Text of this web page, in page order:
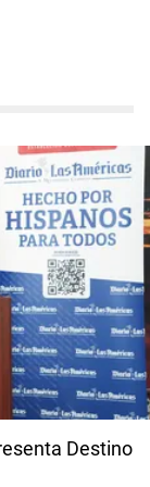
Destino